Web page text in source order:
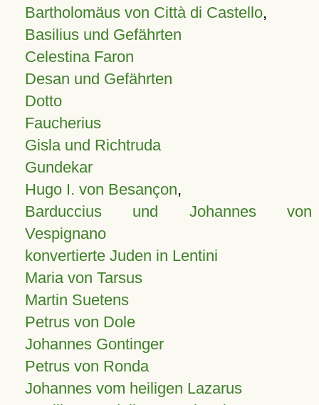
Bartholomäus von Città di Castello,
Basilius und Gefährten
Celestina Faron
Desan und Gefährten
Dotto
Faucherius
Gisla und Richtruda
Gundekar
Hugo I. von Besançon,
Barduccius und Johannes von
Vespignano
konvertierte Juden in Lentini
Maria von Tarsus
Martin Suetens
Petrus von Dole
Johannes Gontinger
Petrus von Ronda
Johannes vom heiligen Lazarus